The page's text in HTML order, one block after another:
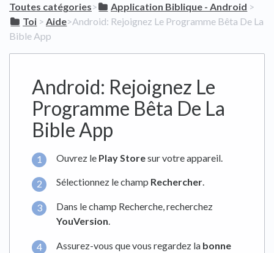
Toutes catégories​>​ ​Application Biblique - Android ​ > ​
​Toi ​ > ​​Aide​>​ Android: Rejoignez Le Programme Bêta De La
Bible App
Android: Rejoignez Le
Programme Bêta De La
Bible App
Ouvrez le Play Storesur votre appareil.
Sélectionnez le champ Rechercher.
Dans le champ Recherche, recherchez
YouVersion.
Assurez-vous que vous regardez la bonne